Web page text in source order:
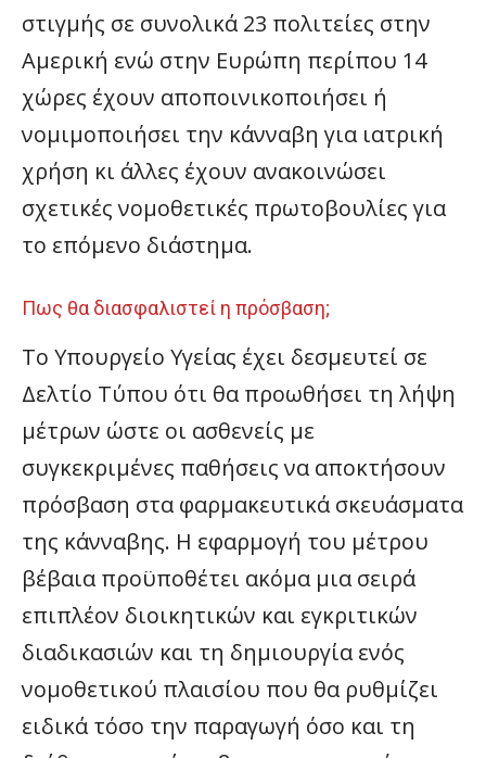
στιγμής σε συνολικά 23 πολιτείες στην
Αμερική ενώ στην Ευρώπη περίπου 14
χώρες έχουν αποποινικοποιήσει ή
νομιμοποιήσει την κάνναβη για ιατρική
χρήση κι άλλες έχουν ανακοινώσει
σχετικές νομοθετικές πρωτοβουλίες για
το επόμενο διάστημα.
Πως θα διασφαλιστεί η πρόσβαση;
Το Υπουργείο Υγείας έχει δεσμευτεί σε
Δελτίο Τύπου ότι θα προωθήσει τη λήψη
μέτρων ώστε οι ασθενείς με
συγκεκριμένες παθήσεις να αποκτήσουν
πρόσβαση στα φαρμακευτικά σκευάσματα
της κάνναβης. Η εφαρμογή του μέτρου
βέβαια προϋποθέτει ακόμα μια σειρά
επιπλέον διοικητικών και εγκριτικών
διαδικασιών και τη δημιουργία ενός
νομοθετικού πλαισίου που θα ρυθμίζει
ειδικά τόσο την παραγωγή όσο και τη